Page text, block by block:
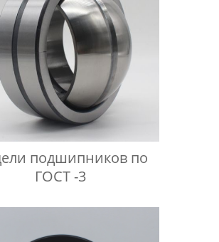
подшипников по
ГОСТ -3